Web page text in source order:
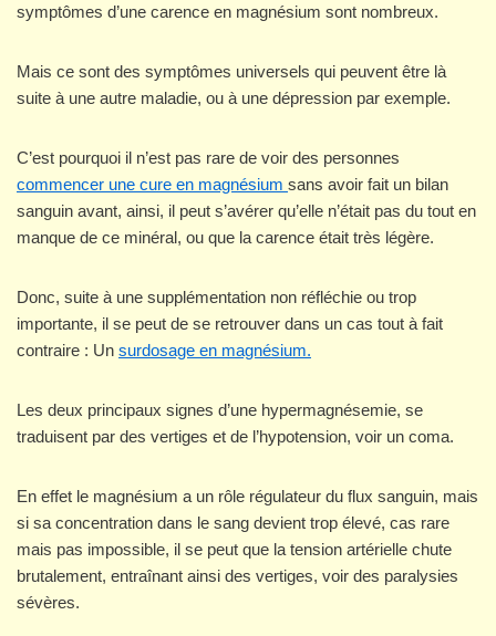
symptômes d’une carence en magnésium sont nombreux.
Mais ce sont des symptômes universels qui peuvent être là
suite à une autre maladie, ou à une dépression par exemple.
C’est pourquoi il n’est pas rare de voir des personnes
commencer une cure en magnésium sans avoir fait un bilan
sanguin avant, ainsi, il peut s’avérer qu’elle n’était pas du tout en
manque de ce minéral, ou que la carence était très légère.
Donc, suite à une supplémentation non réfléchie ou trop
importante, il se peut de se retrouver dans un cas tout à fait
contraire : Un surdosage en magnésium.
Les deux principaux signes d’une hypermagnésemie, se
traduisent par des vertiges et de l’hypotension, voir un coma.
En effet le magnésium a un rôle régulateur du flux sanguin, mais
si sa concentration dans le sang devient trop élevé, cas rare
mais pas impossible, il se peut que la tension artérielle chute
brutalement, entraînant ainsi des vertiges, voir des paralysies
sévères.